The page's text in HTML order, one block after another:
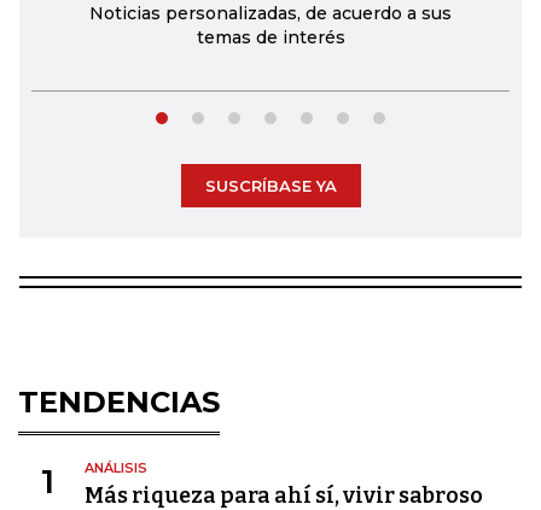
Noticias personalizadas, de acuerdo a sus
temas de interés
SUSCRÍBASE YA
TENDENCIAS
1 ANÁLISIS
Más riqueza para ahí sí, vivir sabroso